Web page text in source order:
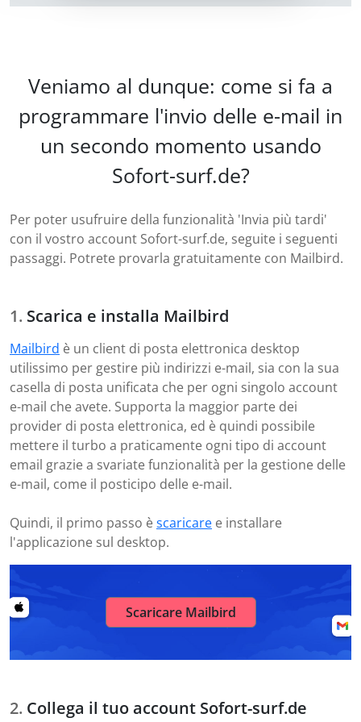
Veniamo al dunque: come si fa a
programmare l'invio delle e-mail in
un secondo momento usando
Sofort-surf.de?
Per poter usufruire della funzionalità 'Invia più tardi'
con il vostro account Sofort-surf.de, seguite i seguenti
passaggi. Potrete provarla gratuitamente con Mailbird.
Scarica e installa Mailbird
Mailbird è un client di posta elettronica desktop
utilissimo per gestire più indirizzi e-mail, sia con la sua
casella di posta unificata che per ogni singolo account
e-mail che avete. Supporta la maggior parte dei
provider di posta elettronica, ed è quindi possibile
mettere il turbo a praticamente ogni tipo di account
email grazie a svariate funzionalità per la gestione delle
e-mail, come il posticipo delle e-mail.
Quindi, il primo passo èscaricare e installare
l'applicazione sul desktop.
Scaricare Mailbird
Collega il tuo account Sofort-surf.de